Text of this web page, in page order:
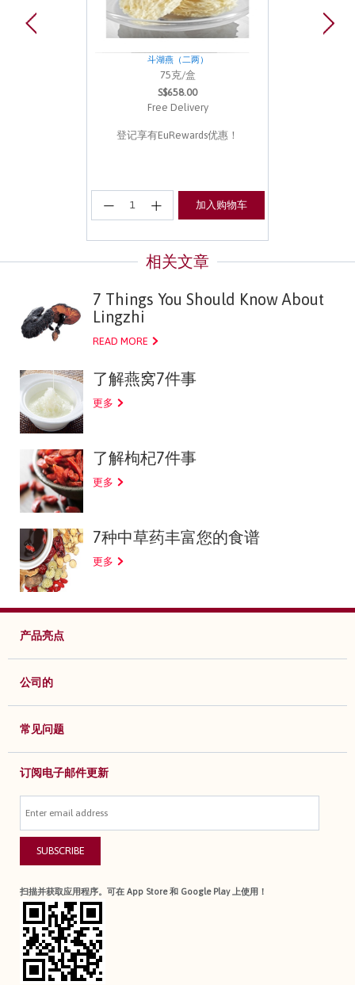
斗湖燕（二两）
75克/盒
S$658.00
Free Delivery
登记享有EuRewards优惠！
加入购物车
7 Things You Should Know About
Lingzhi
READ MORE
了解燕窝7件事
更多
了解枸杞7件事
更多
7种中草药丰富您的食谱
更多
产品亮点
公司的
常见问题
订阅电子邮件更新
SUBSCRIBE
扫描并获取应用程序。可在 App Store 和 Google Play 上使用！